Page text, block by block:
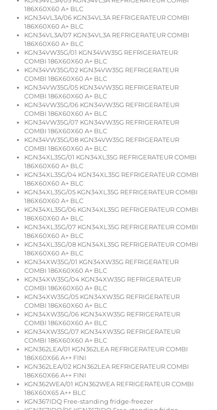
186X60X60 A+ BLC
KGN34VL3A/06 KGN34VL3A REFRIGERATEUR COMBI
186X60X60 A+ BLC
KGN34VL3A/07 KGN34VL3A REFRIGERATEUR COMBI
186X60X60 A+ BLC
KGN34VW35G/01 KGN34VW35G REFRIGERATEUR
COMBI 186X60X60 A+ BLC
KGN34VW35G/02 KGN34VW35G REFRIGERATEUR
COMBI 186X60X60 A+ BLC
KGN34VW35G/05 KGN34VW35G REFRIGERATEUR
COMBI 186X60X60 A+ BLC
KGN34VW35G/06 KGN34VW35G REFRIGERATEUR
COMBI 186X60X60 A+ BLC
KGN34VW35G/07 KGN34VW35G REFRIGERATEUR
COMBI 186X60X60 A+ BLC
KGN34VW35G/08 KGN34VW35G REFRIGERATEUR
COMBI 186X60X60 A+ BLC
KGN34XL35G/01 KGN34XL35G REFRIGERATEUR COMBI
186X60X60 A+ BLC
KGN34XL35G/04 KGN34XL35G REFRIGERATEUR COMBI
186X60X60 A+ BLC
KGN34XL35G/05 KGN34XL35G REFRIGERATEUR COMBI
186X60X60 A+ BLC
KGN34XL35G/06 KGN34XL35G REFRIGERATEUR COMBI
186X60X60 A+ BLC
KGN34XL35G/07 KGN34XL35G REFRIGERATEUR COMBI
186X60X60 A+ BLC
KGN34XL35G/08 KGN34XL35G REFRIGERATEUR COMBI
186X60X60 A+ BLC
KGN34XW35G/01 KGN34XW35G REFRIGERATEUR
COMBI 186X60X60 A+ BLC
KGN34XW35G/04 KGN34XW35G REFRIGERATEUR
COMBI 186X60X60 A+ BLC
KGN34XW35G/05 KGN34XW35G REFRIGERATEUR
COMBI 186X60X60 A+ BLC
KGN34XW35G/06 KGN34XW35G REFRIGERATEUR
COMBI 186X60X60 A+ BLC
KGN34XW35G/07 KGN34XW35G REFRIGERATEUR
COMBI 186X60X60 A+ BLC
KGN362LEA/01 KGN362LEA REFRIGERATEUR COMBI
186X60X66 A++ FINI
KGN362LEA/02 KGN362LEA REFRIGERATEUR COMBI
186X60X66 A++ FINI
KGN362WEA/01 KGN362WEA REFRIGERATEUR COMBI
186X60X65 A++ BLC
KGN367IDQ Free-standing fridge-freezer